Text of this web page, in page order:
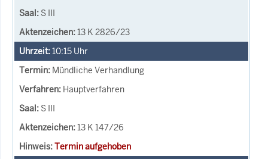
S III
13 K 2826/23
10:15 Uhr
Mündliche Verhandlung
Hauptverfahren
S III
13 K 147/26
Termin aufgehoben